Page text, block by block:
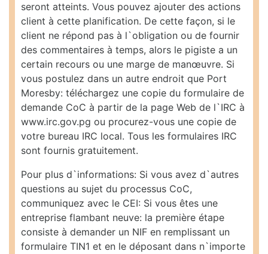
seront atteints. Vous pouvez ajouter des actions
client à cette planification. De cette façon, si le
client ne répond pas à l`obligation ou de fournir
des commentaires à temps, alors le pigiste a un
certain recours ou une marge de manœuvre. Si
vous postulez dans un autre endroit que Port
Moresby: téléchargez une copie du formulaire de
demande CoC à partir de la page Web de l`IRC à
www.irc.gov.pg ou procurez-vous une copie de
votre bureau IRC local. Tous les formulaires IRC
sont fournis gratuitement.
Pour plus d`informations: Si vous avez d`autres
questions au sujet du processus CoC,
communiquez avec le CEI: Si vous êtes une
entreprise flambant neuve: la première étape
consiste à demander un NIF en remplissant un
formulaire TIN1 et en le déposant dans n`importe